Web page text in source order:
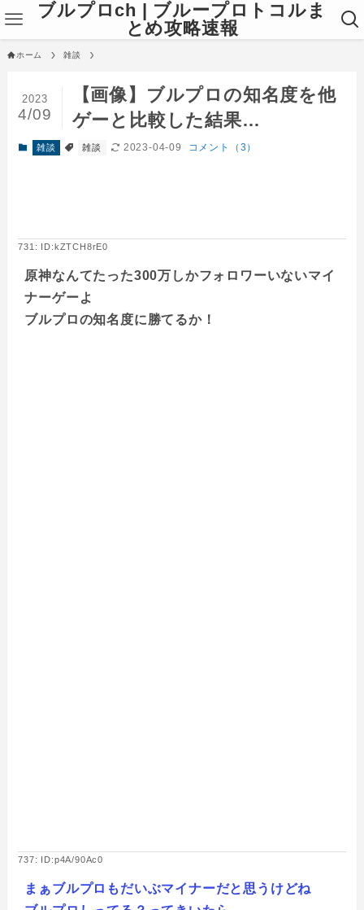
ブルプロch | ブループロトコルま
とめ攻略速報
ホーム 雑談
【画像】ブルプロの知名度を他
ゲーと比較した結果…
2023
4/09
雑談 雑談 2023-04-09 コメント（3）
731: ID:kZTCH8rE0
原神なんてたった300万しかフォロワーいないマイ
ナーゲーよ
ブルプロの知名度に勝てるか！
737: ID:p4A/90Ac0
まぁブルプロもだいぶマイナーだと思うけどね